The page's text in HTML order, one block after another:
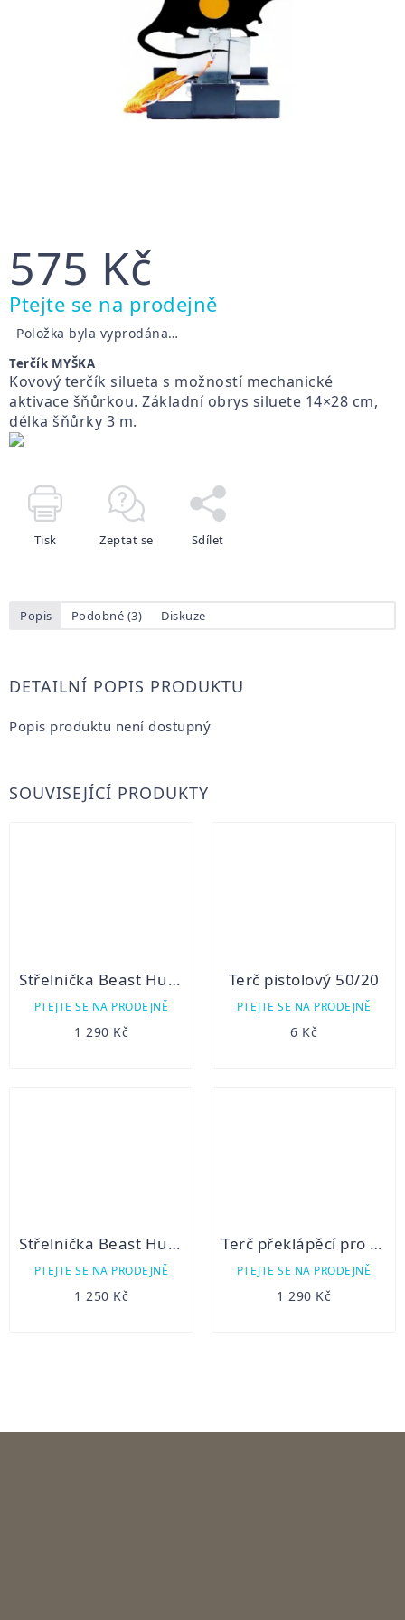
575 Kč
Měrná
cena:
Ptejte se na prodejně
Položka byla vyprodána…
Terčík MYŠKA
Kovový terčík silueta s možností mechanické
aktivace šňůrkou. Základní obrys siluete 14×28 cm,
délka šňůrky 3 m.
Tisk Zeptat se Sdílet
Popis Podobné (3) Diskuze
DETAILNÍ POPIS PRODUKTU
Popis produktu není dostupný
SOUVISEJÍCÍ PRODUKTY
Střelnička Beast Hunter zombie
PTEJTE SE NA PRODEJNĚ
1 290 Kč
Terč pistolový 50/20
PTEJTE SE NA PRODEJNĚ
6 Kč
Střelnička Beast Hunter duchové
PTEJTE SE NA PRODEJNĚ
1 250 Kč
Terč překlápěcí pro malorážku Caldwell
PTEJTE SE NA PRODEJNĚ
1 290 Kč